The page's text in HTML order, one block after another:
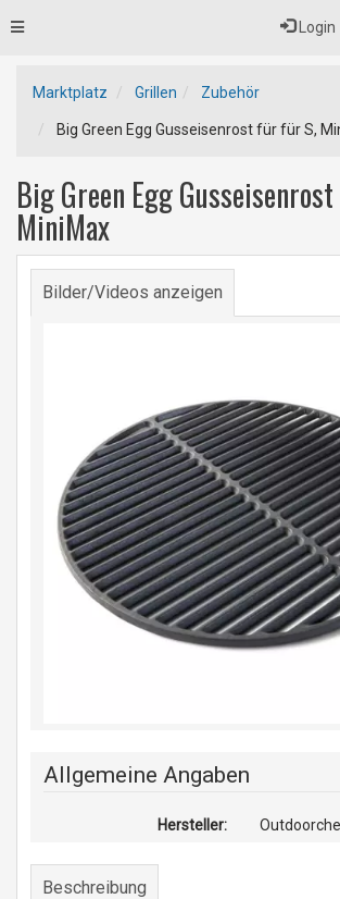
Login
Toggle
Marktplatz Grillen Zubehör
Big Green Egg Gusseisenrost für für S,
Big Green Egg
MiniMax
Bilder/Videos anzeigen
Allgemeine Angaben
Hersteller:
Beschreibung